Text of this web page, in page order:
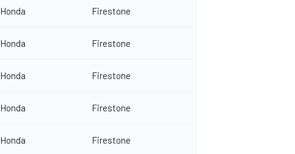
Honda Firestone
Honda Firestone
Honda Firestone
Honda Firestone
Honda Firestone